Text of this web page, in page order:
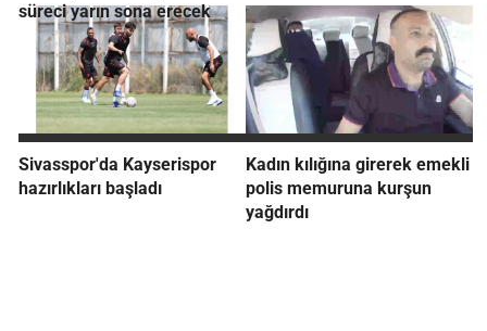
süreci yarın sona erecek
Sivasspor'da Kayserispor
hazırlıkları başladı
Kadın kılığına girerek emekli
polis memuruna kurşun
yağdırdı